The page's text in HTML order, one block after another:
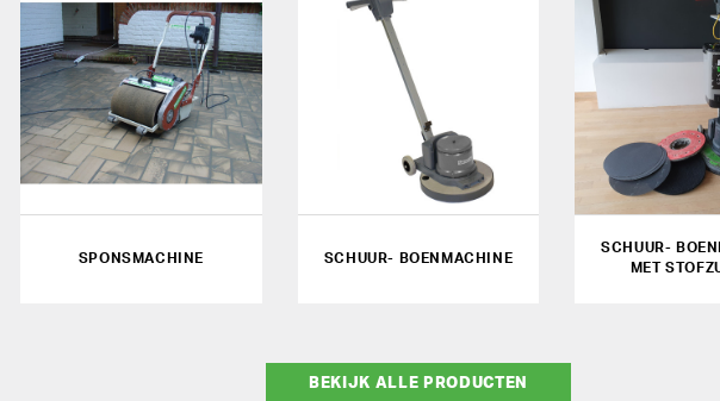
SPONSMACHINE SCHUUR- BOENMACHINE
SCHUUR-
MET
BEKIJK ALLE PRODUCTEN